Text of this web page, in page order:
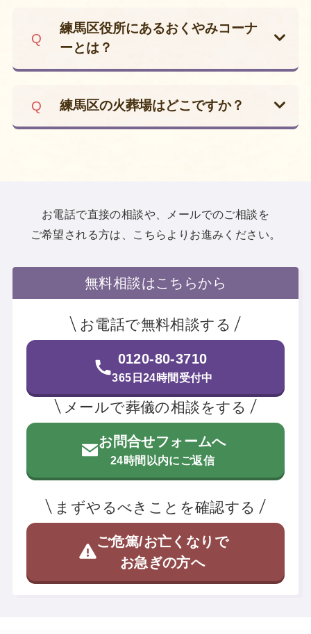
この助成上限額は1万5,000円です。
会場使用料を負担した方・亡くなられ
た方が亡くなられた際、葬儀を行った
方（喪主）に葬祭費7万円が支給され
ら2年間となっています。
練馬区役所にあるおくやみコーナ
ーとは？
所での主な手続きについて窓口を移動
手続きをまとめた「おくやみハンドブ
ック」も用意されています。
練馬区の火葬場はどこですか？
みなと式典でよく利用する斎場はこち
らです。
お電話で直接の相談や、メールでのご相談を
ご希望される方は、こちらよりお進みください。
無料相談はこちらから
お電話で無料相談する
0120-80-3710
365日24時間受付中
メールで葬儀の相談をする
お問合せフォームへ
24時間以内にご返信
まずやるべきことを確認する
ご危篤/お亡くなりで
お急ぎの方へ